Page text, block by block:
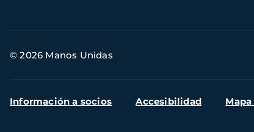
de
© 2026 Manos Unidas
Menú
Información a socios Accesibilidad